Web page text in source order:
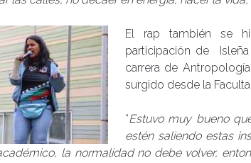
El rap también se
participación de
carrera de
surgido desde la
“Estuvo muy bueno
estén saliendo estas
la normalidad no debe volver,